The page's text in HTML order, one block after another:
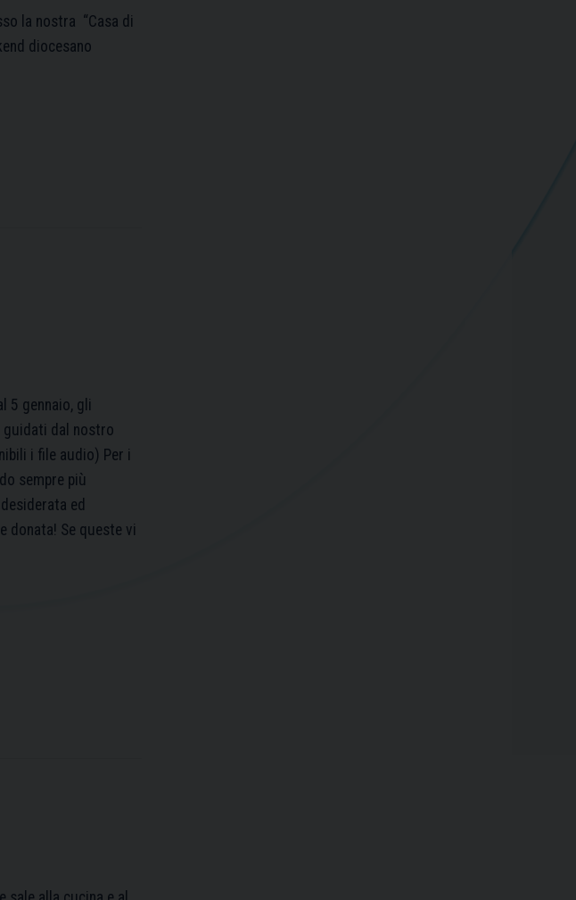
la nostra “Casa di
diocesano
5 gennaio, gli
guidati dal nostro
i file audio) Per i
sempre più
ed
donata! Se queste vi